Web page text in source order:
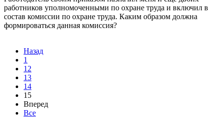
работников уполномоченными по охране труда и включил в
состав комиссии по охране труда. Каким образом должна
формироваться данная комиссия?
Назад
1
12
13
14
15
Вперед
Все